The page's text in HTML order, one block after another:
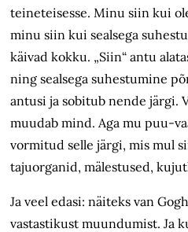
teineteisesse. Minu siin kui
minu siin kui sealsega
käivad kokku. „Siin“ antu
ning sealsega suhestumine
antusi ja sobitub nende järgi.
muudab mind. Aga mu puu-
vormitud selle järgi, mis mul
tajuorganid, mälestused,
Ja veel edasi: näiteks van
vastastikust muundumist. Ja